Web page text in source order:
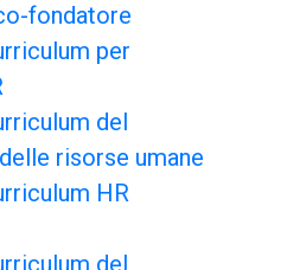
fondatore
per
del
risorse umane
HR
del